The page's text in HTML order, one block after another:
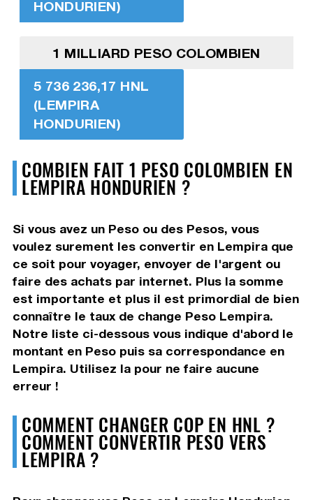
HONDURIEN)
1 MILLIARD PESO COLOMBIEN
5 736 236,17 HNL
(LEMPIRA
HONDURIEN)
COMBIEN FAIT 1 PESO COLOMBIEN EN
LEMPIRA HONDURIEN ?
Si vous avez un Peso ou des Pesos, vous
voulez surement les convertir en Lempira que
ce soit pour voyager, envoyer de l'argent ou
faire des achats par internet. Plus la somme
est importante et plus il est primordial de bien
connaître le taux de change Peso Lempira.
Notre liste ci-dessous vous indique d'abord le
montant en Peso puis sa correspondance en
Lempira. Utilisez la pour ne faire aucune
erreur !
COMMENT CHANGER COP EN HNL ?
COMMENT CONVERTIR PESO VERS
LEMPIRA ?